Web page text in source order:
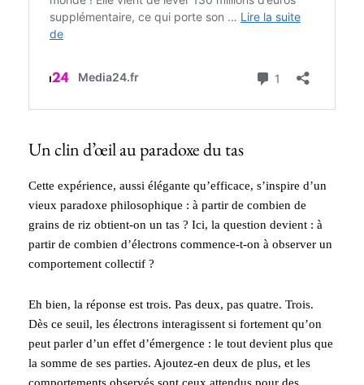
Un clin d’œil au paradoxe du tas
Cette expérience, aussi élégante qu’efficace, s’inspire d’un
vieux paradoxe philosophique : à partir de combien de
grains de riz obtient-on un tas ? Ici, la question devient : à
partir de combien d’électrons commence-t-on à observer un
comportement collectif ?
Eh bien, la réponse est trois. Pas deux, pas quatre. Trois.
Dès ce seuil, les électrons interagissent si fortement qu’on
peut parler d’un effet d’émergence : le tout devient plus que
la somme de ses parties. Ajoutez-en deux de plus, et les